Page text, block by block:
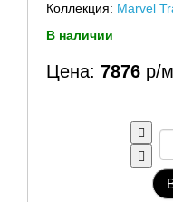
Коллекция: Marvel
В наличии
Цена: 7876 р/